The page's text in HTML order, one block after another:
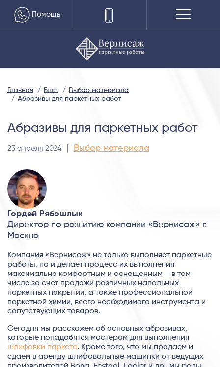
Помощь
Главная Блог
Выбор материала
Абразивы для паркетных работ
Абразивы для паркетных работ
23 апреля 2024 Выбор материала
Гордей Рябошлык
Директор по развитию компании «Вернисаж» г.
Москва
Компания «Вернисаж» не только выполняет паркетные
работы, но и делает процесс их выполнения
максимально комфортным и оснащенным – в том
числе за счет продажи различных напольных
паркетных покрытий, а также профессиональной
паркетной химии, всего необходимого инструмента и
сопутствующих товаров.
Сегодня мы расскажем об основных абразивах,
которые понадобятся мастерам для выполнения
шлифовки паркета. Кроме того, что мы продаем и
сдаем в аренду шлифовальные машинки от ведущих